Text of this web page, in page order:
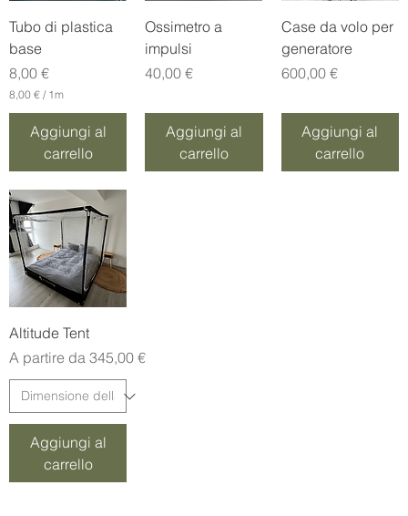
Tubo di plastica
base
Prezzo
8,00 €
8,00 € / 1m
p
e
r
1
M
e
Aggiungi al
carrello
Ossimetro a
impulsi
Prezzo
40,00 €
Aggiungi al
carrello
Case da volo per
generatore
Prezzo
600,00 €
Aggiungi al
carrello
Altitude Tent
A partire da 345,00 €
Prezzo scontato
Aggiungi al
carrello